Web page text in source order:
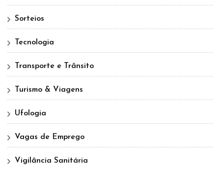
Sorteios
Tecnologia
Transporte e Trânsito
Turismo & Viagens
Ufologia
Vagas de Emprego
Vigilância Sanitária